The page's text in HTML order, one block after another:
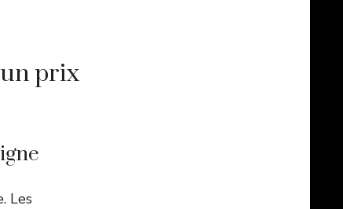
prix
Les